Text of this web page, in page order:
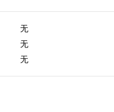
无
无
无